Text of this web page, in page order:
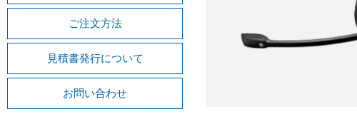
ご注文方法
見積書発行について
お問い合わせ